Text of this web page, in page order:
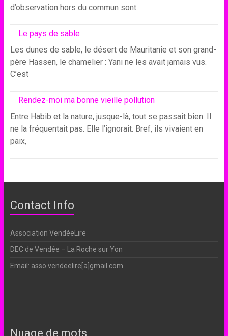
d’observation hors du commun sont
Le pays de sable
Les dunes de sable, le désert de Mauritanie et son grand-
père Hassen, le chamelier : Yani ne les avait jamais vus.
C’est
Rendez-moi ma bonne vieille pollution
Entre Habib et la nature, jusque-là, tout se passait bien. Il
ne la fréquentait pas. Elle l’ignorait. Bref, ils vivaient en
paix,
Contact Info
Association VendéeLire
DEC de Vendée – La Roche sur Yon
Email: asso.vendeelire[a]gmail.com
Nuage de mots